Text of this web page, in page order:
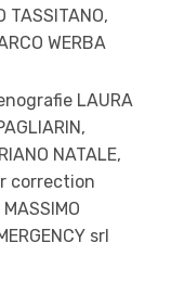
TASSITANO,
WERBA
LAURA
NATALE,
correction
srl